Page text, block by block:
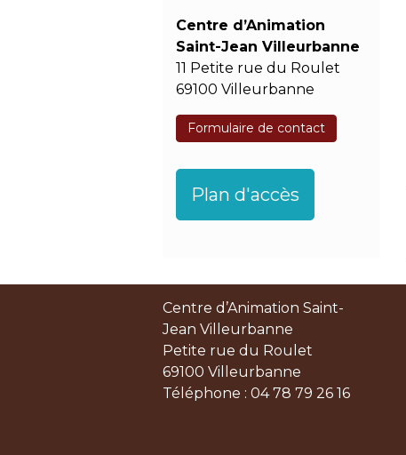
Centre d’Animation
Saint-Jean Villeurbanne
11 Petite rue du Roulet
69100 Villeurbanne
Formulaire de contact
Plan d'accès
Centre d’Animation Saint-
Jean Villeurbanne
Petite rue du Roulet
69100 Villeurbanne
Téléphone : 04 78 79 26 16